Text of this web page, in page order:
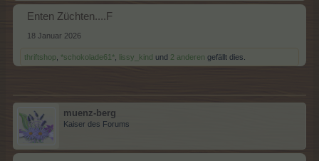
Enten Züchten....F
18 Januar 2026
thriftshop *schokolade61* lissy_kind und 2 anderen gefällt dies.
muenz-berg
Kaiser des Forums